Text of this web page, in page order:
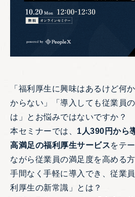
「福利厚生に興味はあるけど何
からない」「導入しても従業員
は」とお悩みではないですか？
本セミナーでは、 1人390円から
高満足の福利厚生サービスをテ
ながら従業員の満足度を高める
手間なく手軽に導入でき、従業
利厚生の新常識」とは？